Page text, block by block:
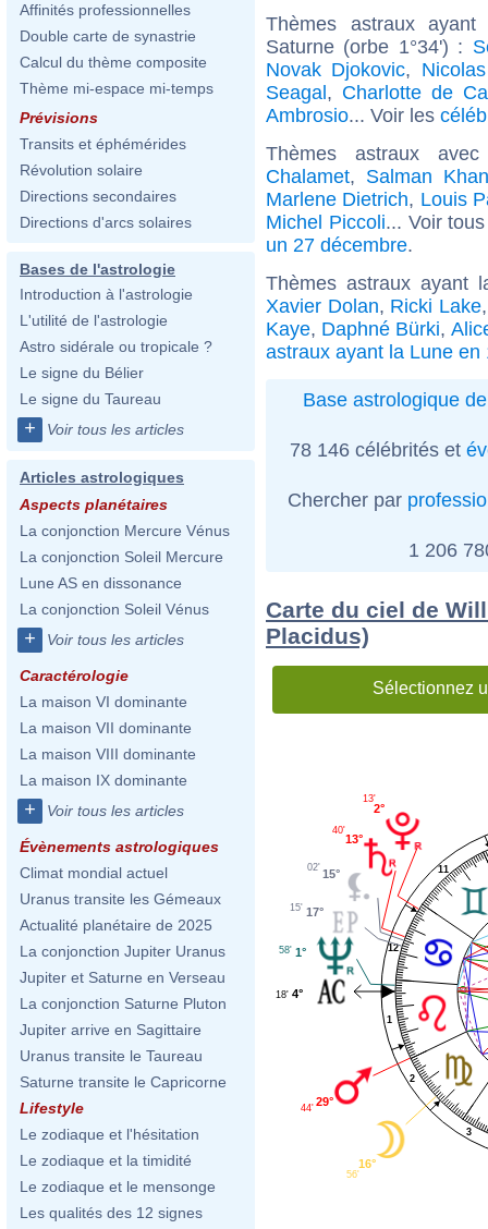
Affinités professionnelles
Double carte de synastrie
Calcul du thème composite
Thème mi-espace mi-temps
Prévisions
Transits et éphémérides
Révolution solaire
Directions secondaires
Directions d'arcs solaires
Bases de l'astrologie
Introduction à l'astrologie
L'utilité de l'astrologie
Astro sidérale ou tropicale ?
Le signe du Bélier
Le signe du Taureau
+ Voir tous les articles
Articles astrologiques
Aspects planétaires
La conjonction Mercure Vénus
La conjonction Soleil Mercure
Lune AS en dissonance
La conjonction Soleil Vénus
+ Voir tous les articles
Caractérologie
La maison VI dominante
La maison VII dominante
La maison VIII dominante
La maison IX dominante
+ Voir tous les articles
Évènements astrologiques
Climat mondial actuel
Uranus transite les Gémeaux
Actualité planétaire de 2025
La conjonction Jupiter Uranus
Jupiter et Saturne en Verseau
La conjonction Saturne Pluton
Jupiter arrive en Sagittaire
Uranus transite le Taureau
Saturne transite le Capricorne
Lifestyle
Le zodiaque et l'hésitation
Le zodiaque et la timidité
Le zodiaque et le mensonge
Les qualités des 12 signes
Thèmes astraux
Saturne (orbe 1°34') :
Novak Djokovic,
Seagal, Charlotte de
Ambrosio... Voir les
Thèmes astraux
Chalamet, Salman
Marlene Dietrich, Louis
Michel Piccoli... Voir
un 27 décembre.
Thèmes astraux ayant
Xavier Dolan, Ricki Lake
Kaye, Daphné Bürki,
astraux ayant la Lune en
Base astrologique
78 146 célébrités et
Chercher par
1 206
Carte du ciel de
Placidus)
Sélectionnez
1
2
3
11
12
2°
13'
13°
40'
15°
02'
17°
15'
1°
58'
4°
18'
29°
44'
16°
56'